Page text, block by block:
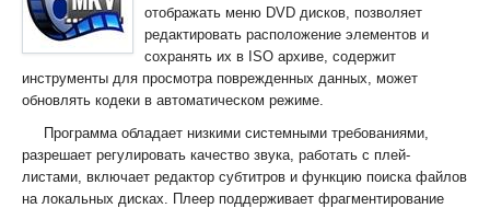
отображать меню DVD дисков, позволяет
редактировать расположение элементов и
сохранять их в ISO архиве, содержит
инструменты для просмотра поврежденных данных, может
обновлять кодеки в автоматическом режиме.
Программа обладает низкими системными требованиями,
разрешает регулировать качество звука, работать с плей-
листами, включает редактор субтитров и функцию поиска файлов
на локальных дисках. Плеер поддерживает фрагментирование